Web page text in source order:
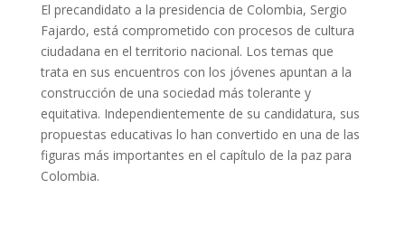
El precandidato a la presidencia de Colombia, Sergio
Fajardo, está comprometido con procesos de cultura
ciudadana en el territorio nacional. Los temas que
trata en sus encuentros con los jóvenes apuntan a la
construcción de una sociedad más tolerante y
equitativa. Independientemente de su candidatura, sus
propuestas educativas lo han convertido en una de las
figuras más importantes en el capítulo de la paz para
Colombia.